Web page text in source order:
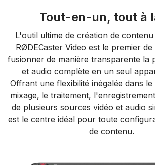
Tout-en-un, tout à
L'outil ultime de création de
RØDECaster Video est le premier
fusionner de manière transparente la
et audio complète en un seul
Offrant une flexibilité inégalée dans le
mixage, le traitement,
de plusieurs sources vidéo et audio
est le centre idéal pour toute
de contenu.